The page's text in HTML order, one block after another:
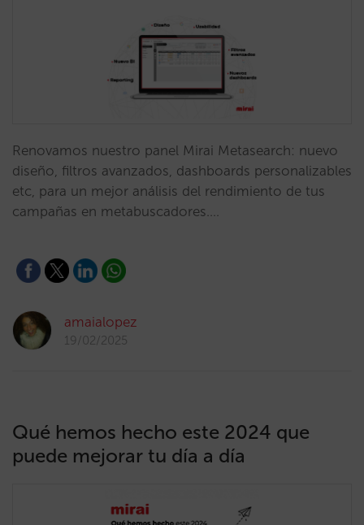
Renovamos nuestro panel Mirai Metasearch: nuevo
diseño, filtros avanzados, dashboards personalizables
etc, para un mejor análisis del rendimiento de tus
campañas en metabuscadores.…
amaialopez
19/02/2025
Qué hemos hecho este 2024 que
puede mejorar tu día a día